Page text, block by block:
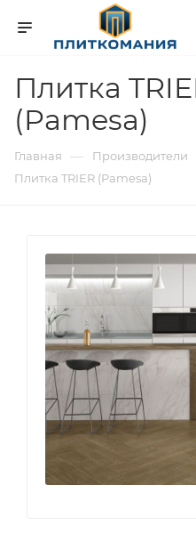
Плитка
(Pamesa)
Главная — Производители
Плитка TRIER (Pamesa)